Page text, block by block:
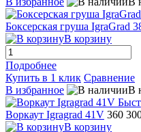
Боксерская груша IgraGrad
В корзину
Подробнее
Купить в 1 клик Сравнение
В избранное
В
Воркаут Igragrad 41V 360
В корзину